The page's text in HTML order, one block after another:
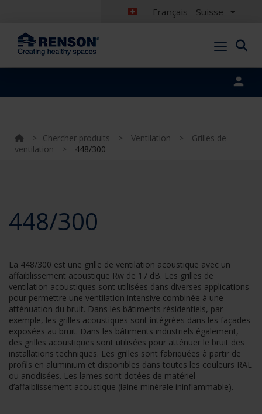
Français - Suisse
> Chercher produits > Ventilation >
Grilles de
ventilation
> 448/300
448/300
La 448/300 est une grille de ventilation acoustique avec un
affaiblissement acoustique Rw de 17 dB. Les grilles de
ventilation acoustiques sont utilisées dans diverses applications
pour permettre une ventilation intensive combinée à une
atténuation du bruit. Dans les bâtiments résidentiels, par
exemple, les grilles acoustiques sont intégrées dans les façades
exposées au bruit. Dans les bâtiments industriels également,
des grilles acoustiques sont utilisées pour atténuer le bruit des
installations techniques. Les grilles sont fabriquées à partir de
profils en aluminium et disponibles dans toutes les couleurs RAL
ou anodisées. Les lames sont dotées de matériel
d’affaiblissement acoustique (laine minérale ininflammable).